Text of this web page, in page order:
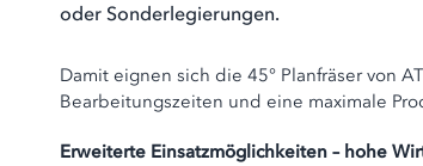
oder Sonderlegierungen.
Damit eignen sich die 45° Planfräser von
Bearbeitungszeiten und eine maximale
Erweiterte Einsatzmöglichkeiten – hohe